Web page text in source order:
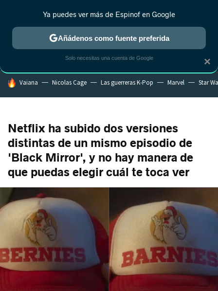
MENÚ NUEVO
ESTRENOS REALITY ANIME RANKINGS CINE
HOY SE HABLA DE
Vaiana Nicolas Cage Las guerreras K-Pop Marvel Star
Netflix ha subido dos versiones
distintas de un mismo episodio de
'Black Mirror', y no hay manera de
que puedas elegir cuál te toca ver
×
Ya puedes ver más de Espinof en Google
Añádenos como fuente preferida
Solo necesitas una cuenta de Google